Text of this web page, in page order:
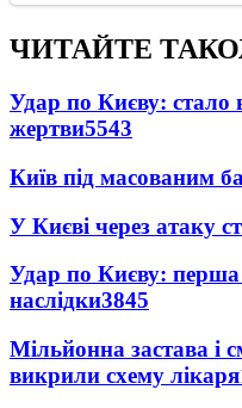
ЧИТАЙТЕ
Удар по Києву: стало
жертви5543
Київ під масованим
У Києві через атаку
Удар по Києву: перша
наслідки3845
Мільйонна застава і
викрили схему лікаря